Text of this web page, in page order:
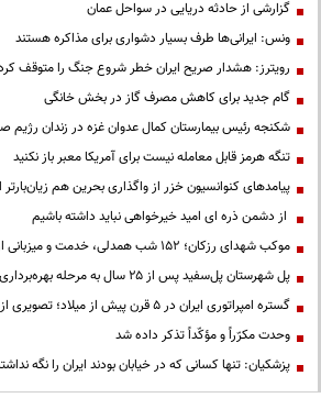
گزارشی از حادثه دریایی در سواحل عمان
ونس: ایرانی‌ها طرف بسیار دشواری برای مذاکره هستند
رویترز: هشدار صریح ایران خطر شروع جنگ را متوقف
گام جدید برای کاهش مصرف گاز در بخش خانگی
شکنجه رئیس بیمارستان کمال عدوان غزه در زندان رژیم
تنگه هرمز قابل معامله نیست برای آمریکا معبر باز نکنید
پیامدهای کنوانسیون خزر از واگذاری بحرین هم
از دشمن ذره ای امید خیرخواهی نباید داشته باشیم
موکب شهدای رزکان؛ ۱۵۲ شب همدلی، خدمت و میزبانی از مردم ولایت‌مدار شهریار
پل شهرستان پل‌سفید پس از ۲۵ سال به مرحله بهره‌برداری رسید
گستره امپراتوری ایران در ۵ قرن پیش از میلاد؛ تصویری از ایران ۲۵ قرن پیش
وحدت مکرّراً و مؤکّداً تذکر داده شد
پزشکیان: تنها کسانی که در خیابان بودند ایران را نگه